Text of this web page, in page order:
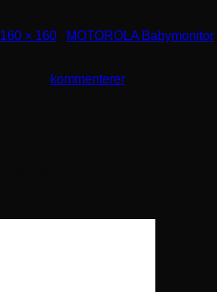
160 × 160
MOTOROLA Babymonitor
kommenterer.